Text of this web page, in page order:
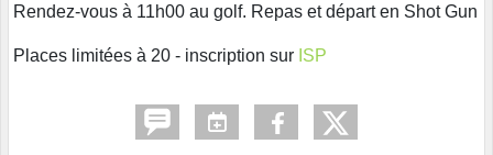
Rendez-vous à 11h00 au golf. Repas et départ en Shot Gun
Places limitées à 20 - inscription sur ISP